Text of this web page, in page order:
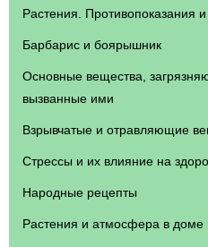
Растения. Противопоказания и
Барбарис и боярышник
Основные вещества,
вызванные ими
Взрывчатые и отравляющие
Стрессы и их влияние на
Народные рецепты
Растения и атмосфера в доме